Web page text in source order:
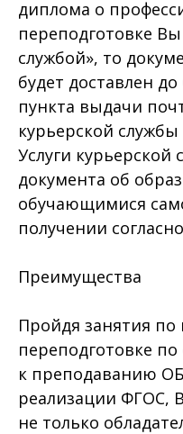
диплома о
переподготовке
службой», то
будет доставлен
пункта выдачи
курьерской
Услуги курьерской
документа об
обучающимися
получении
Преимущества
Пройдя занятия
переподготовке
к преподаванию
реализации ФГОС,
не только